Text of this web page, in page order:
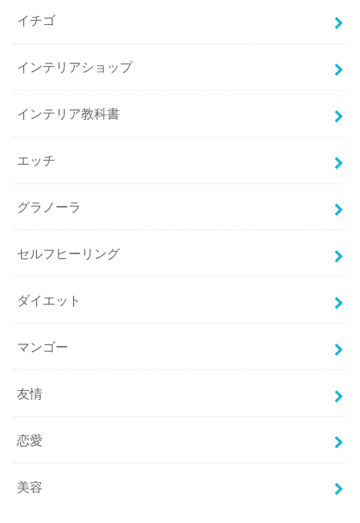
イチゴ
インテリアショップ
インテリア教科書
エッチ
グラノーラ
セルフヒーリング
ダイエット
マンゴー
友情
恋愛
美容